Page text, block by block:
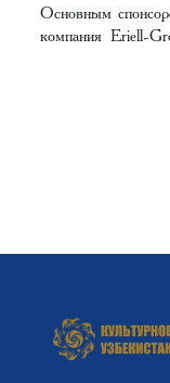
Основным
компанияEriell-